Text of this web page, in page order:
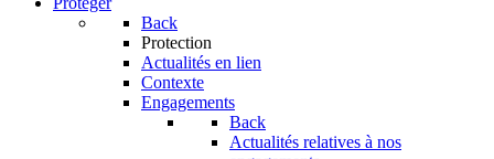
Back
Protection
Actualités en lien
Contexte
Engagements
Back
Actualités relatives à nos